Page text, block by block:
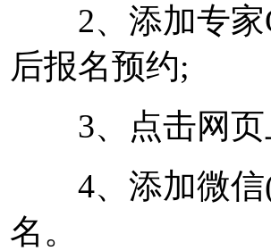
2、添加专家
后报名预约;
3、点击网页
4、添加微信
名。